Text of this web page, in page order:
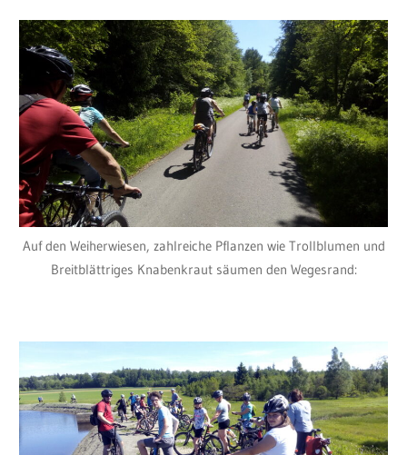
Auf den Weiherwiesen, zahlreiche Pflanzen wie Trollblumen und
Breitblättriges Knabenkraut säumen den Wegesrand: